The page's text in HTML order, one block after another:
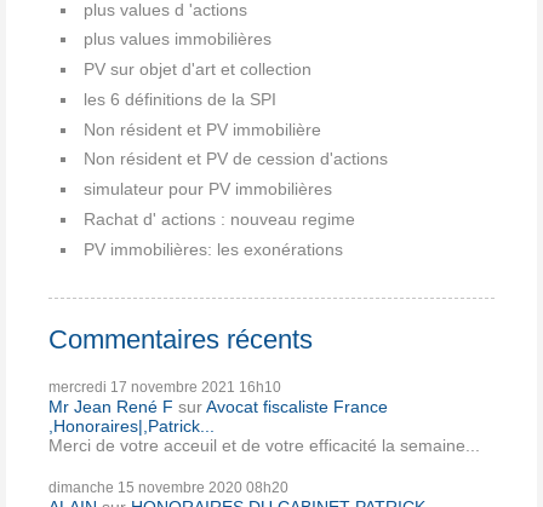
plus values d 'actions
plus values immobilières
PV sur objet d'art et collection
les 6 définitions de la SPI
Non résident et PV immobilière
Non résident et PV de cession d'actions
simulateur pour PV immobilières
Rachat d' actions : nouveau regime
PV immobilières: les exonérations
Commentaires récents
mercredi 17 novembre 2021 16h10
Mr Jean René F surAvocat fiscaliste France
,Honoraires|,Patrick...
Merci de votre acceuil et de votre efficacité la semaine...
dimanche 15 novembre 2020 08h20